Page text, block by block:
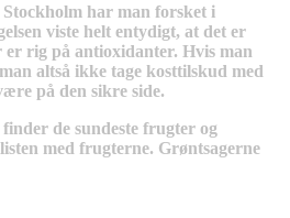
har man forsket i
viste helt entydigt, at det er
er rig på antioxidanter. Hvis man
altså ikke tage kosttilskud med
på den sikre side.
de sundeste frugter og
med frugterne. Grøntsagerne